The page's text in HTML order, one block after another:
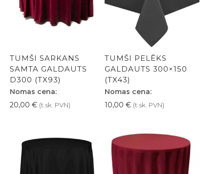
TUMŠI SARKANS
SAMTA GALDAUTS
D300 (TX93)
Nomas cena:
20,00 € (t.sk. PVN)
TUMŠI PELĒKS
GALDAUTS 300×150
(TX43)
Nomas cena:
10,00 € (t.sk. PVN)